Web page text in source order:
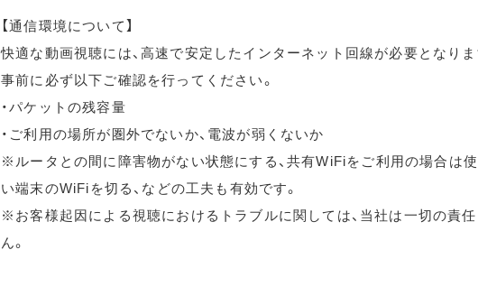
【通信環境について】
快適な動画視聴には、高速で安定したインターネット回線が必要となりま
事前に必ず以下ご確認を行ってください。
・パケットの残容量
・ご利用の場所が圏外でないか、電波が弱くないか
※ルータとの間に障害物がない状態にする、共有WiFiをご利用の場合は
い端末のWiFiを切る、などの工夫も有効です。
※お客様起因による視聴におけるトラブルに関しては、当社は一切の責
ん。